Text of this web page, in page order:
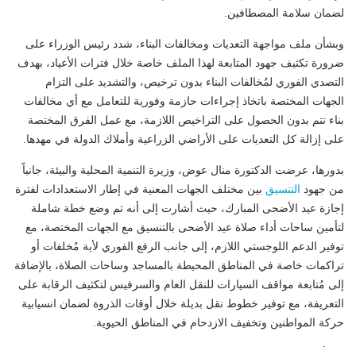
لضمان سلامة المصطافين.
وبشأن ملف مواجهة التعديات ومخالفات البناء، شدد رئيس الوزراء على
ضرورة تكثيف جهود المتابعة لهذا الملف خاصة خلال فترات الأعياد، بهدف
التصدي الفوري لمُخالفات البناء بدون ترخيص، والتشديد على التزام
الجهات المختصة باتخاذ إجراءات حازمة وفورية للتعامل مع أي مخالفات
بناء تتم بدون الحصول على التراخيص اللازمة، مع عمل الفرق المختصة
على إزالة كل التعديات على الأراضي الزراعية وأملاك الدولة في مهدها.
بدورها، عرضت الدكتورة منال عوض، وزيرة التنمية المحلية والبيئة، جانباً
من جهود التنسيق بين مختلف الجهات المعنية في إطار الاستعدادات لفترة
إجازة عيد الأضحى المبارك، حيث أشارت إلى أنه تم وضع خطة شاملة
لتأمين ساحات أداء صلاة عيد الأضحى بالتنسيق مع الجهات المختصة، مع
توفير الدعم اللوجستي اللازم، إلى جانب الرفع الفوري لأية مُخلفات أو
تراكمات خاصة في المناطق المحيطة بالمساجد وساحات الصلاة، بالإضافة
إلى مُتابعة مواقف السيارات للنقل العام والسرفيس لتكثيف الرقابة على
التعريفة، مع توفير خطوط نقل بديلة خلال أوقات الذروة لضمان انسيابية
حركة المواطنين وتخفيف الازدحام في المناطق الحيوية.